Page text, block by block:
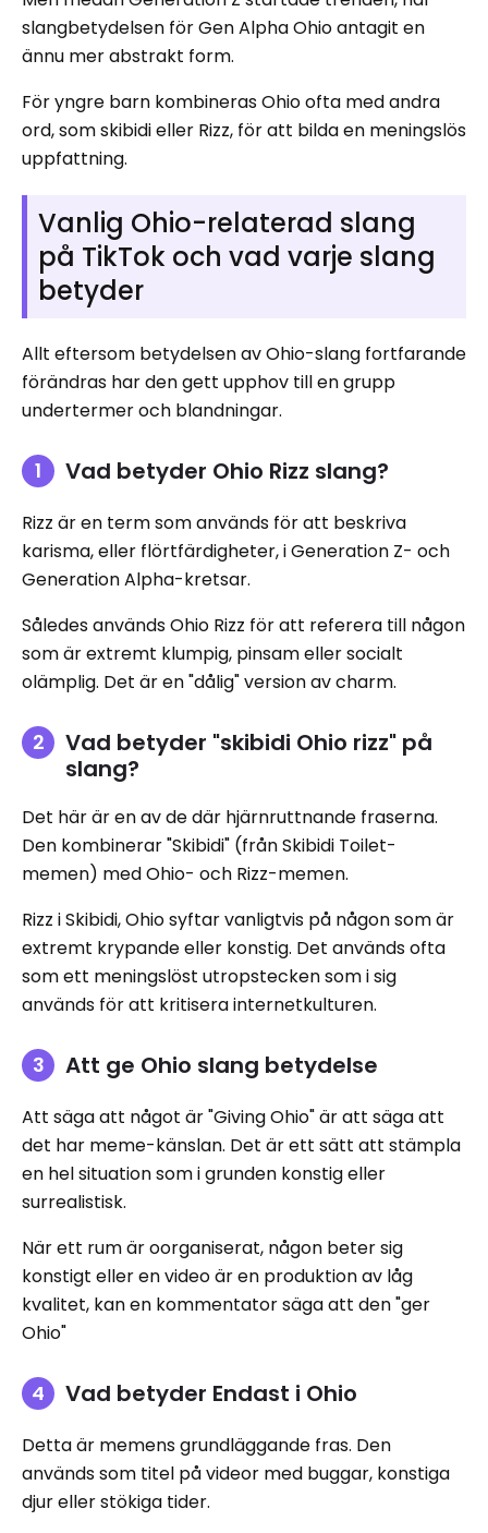
slangbetydelsen för Gen Alpha Ohio antagit en
ännu mer abstrakt form.
För yngre barn kombineras Ohio ofta med andra
ord, som skibidi eller Rizz, för att bilda en meningslös
uppfattning.
Vanlig Ohio-relaterad slang
på TikTok och vad varje slang
betyder
Allt eftersom betydelsen av Ohio-slang fortfarande
förändras har den gett upphov till en grupp
undertermer och blandningar.
Vad betyder Ohio Rizz slang?
Rizz är en term som används för att beskriva
karisma, eller flörtfärdigheter, i Generation Z- och
Generation Alpha-kretsar.
Således används Ohio Rizz för att referera till någon
som är extremt klumpig, pinsam eller socialt
olämplig. Det är en "dålig" version av charm.
Vad betyder "skibidi Ohio rizz" på
slang?
Det här är en av de där hjärnruttnande fraserna.
Den kombinerar "Skibidi" (från Skibidi Toilet-
memen) med Ohio- och Rizz-memen.
Rizz i Skibidi, Ohio syftar vanligtvis på någon som är
extremt krypande eller konstig. Det används ofta
som ett meningslöst utropstecken som i sig
används för att kritisera internetkulturen.
Att ge Ohio slang betydelse
Att säga att något är "Giving Ohio" är att säga att
det har meme-känslan. Det är ett sätt att stämpla
en hel situation som i grunden konstig eller
surrealistisk.
När ett rum är oorganiserat, någon beter sig
konstigt eller en video är en produktion av låg
kvalitet, kan en kommentator säga att den "ger
Ohio"
Vad betyder Endast i Ohio
Detta är memens grundläggande fras. Den
används som titel på videor med buggar, konstiga
djur eller stökiga tider.